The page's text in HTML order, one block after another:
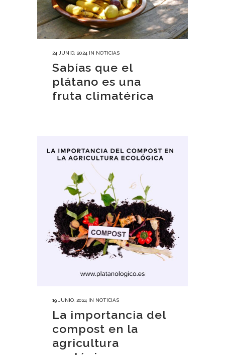
24 JUNIO, 2024 IN NOTICIAS
Sabías que el
plátano es una
fruta climatérica
19 JUNIO, 2024 IN NOTICIAS
La importancia del
compost en la
agricultura